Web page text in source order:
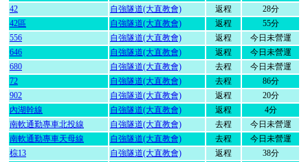
42
自強隧道(大直教會) 返程
28分
42區
自強隧道(大直教會) 返程
55分
556
自強隧道(大直教會) 返程
今日未營運
646
自強隧道(大直教會) 返程
今日未營運
680
自強隧道(大直教會) 去程
今日未營運
72
自強隧道(大直教會) 去程
86分
902
自強隧道(大直教會) 返程
20分
內湖幹線
自強隧道(大直教會) 返程
4分
南軟通勤專車北投線
自強隧道(大直教會) 去程
今日未營運
南軟通勤專車天母線
自強隧道(大直教會) 去程
今日未營運
棕13
自強隧道(大直教會) 返程
38分